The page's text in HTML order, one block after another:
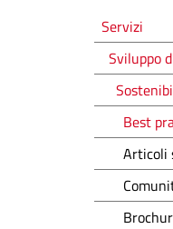
Servizi
Sviluppo
Best
Articoli